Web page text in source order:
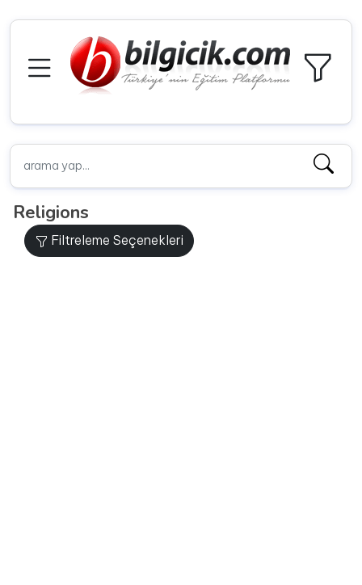
Religions
Filtreleme Seçenekleri